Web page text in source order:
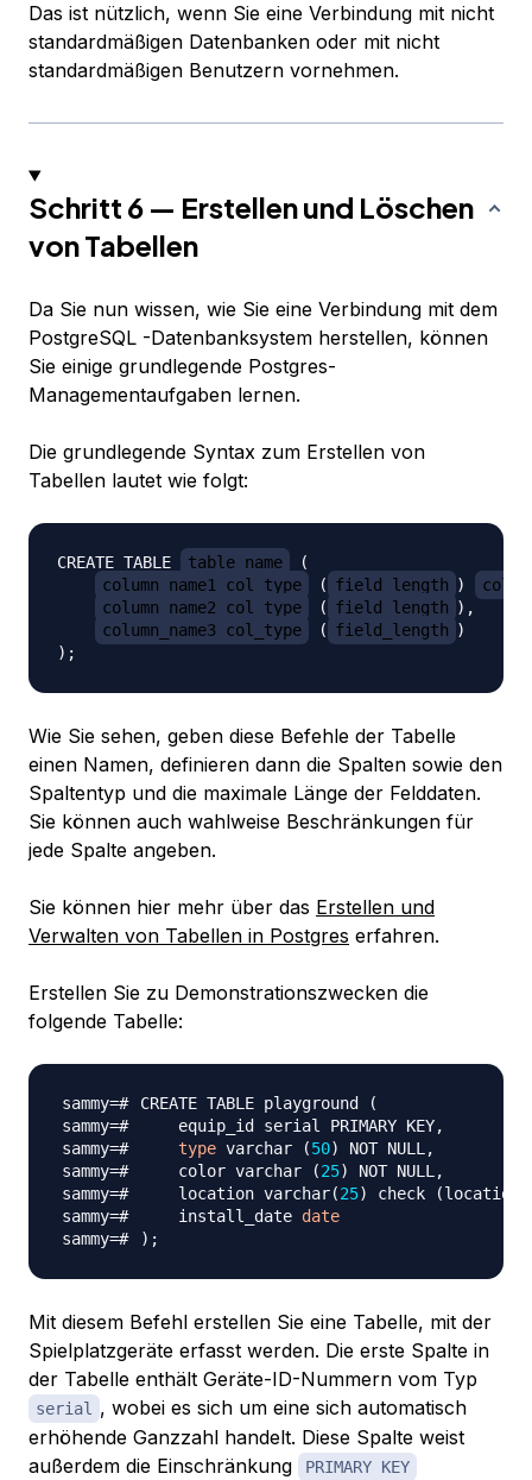
Das ist nützlich, wenn Sie eine Verbindung mit nicht
standardmäßigen Datenbanken oder mit nicht
standardmäßigen Benutzern vornehmen.
Schritt 6 — Erstellen und Löschen
von Tabellen
Da Sie nun wissen, wie Sie eine Verbindung mit dem
PostgreSQL -Datenbanksystem herstellen, können
Sie einige grundlegende Postgres-
Managementaufgaben lernen.
Die grundlegende Syntax zum Erstellen von
Tabellen lautet wie folgt:
CREATE TABLE table_name
(
column_name1 col_type
( field_length )
column_name2 col_type
( field_length ),
column_name3 col_type
( field_length )
Wie Sie sehen, geben diese Befehle der Tabelle
einen Namen, definieren dann die Spalten sowie den
Spaltentyp und die maximale Länge der Felddaten.
Sie können auch wahlweise Beschränkungen für
jede Spalte angeben.
Sie können hier mehr über das Erstellen und
Verwalten von Tabellen in Postgres erfahren.
Erstellen Sie zu Demonstrationszwecken die
folgende Tabelle:
CREATE TABLE playground
(
type varchar (50)
    color varchar
(25)
    location varchar
(25) check (location
    install_date
date
) ;
Mit diesem Befehl erstellen Sie eine Tabelle, mit der
Spielplatzgeräte erfasst werden. Die erste Spalte in
der Tabelle enthält Geräte-ID-Nummern vom Typ
serial , wobei es sich um eine sich automatisch
erhöhende Ganzzahl handelt. Diese Spalte weist
außerdem die Einschränkung
PRIMARY KEY